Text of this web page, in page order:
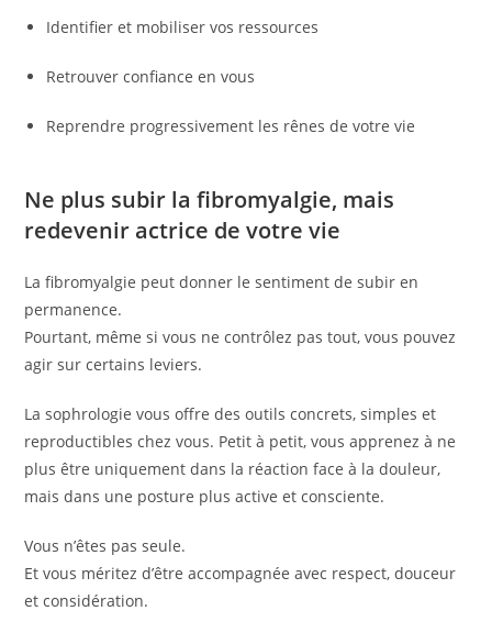
Identifier et mobiliser vos ressources
Retrouver confiance en vous
Reprendre progressivement les rênes de votre vie
Ne plus subir la fibromyalgie, mais
redevenir actrice de votre vie
La fibromyalgie peut donner le sentiment de subir en
permanence.
Pourtant, même si vous ne contrôlez pas tout, vous pouvez
agir sur certains leviers.
La sophrologie vous offre des outils concrets, simples et
reproductibles chez vous. Petit à petit, vous apprenez à ne
plus être uniquement dans la réaction face à la douleur,
mais dans une posture plus active et consciente.
Vous n’êtes pas seule.
Et vous méritez d’être accompagnée avec respect, douceur
et considération.